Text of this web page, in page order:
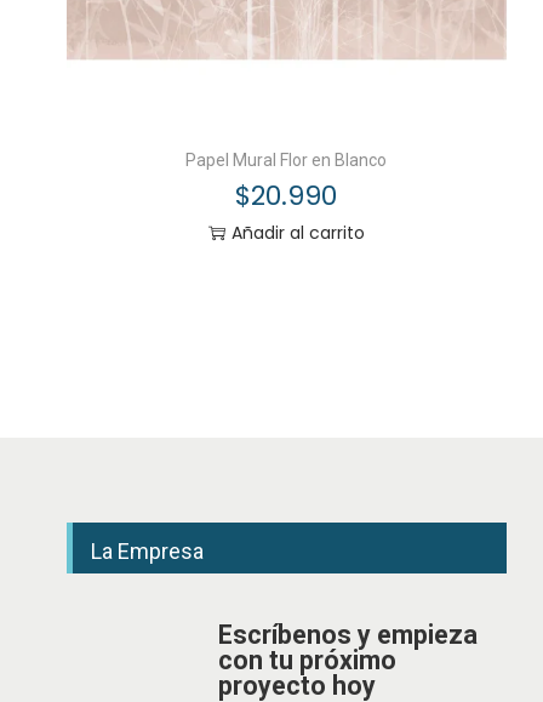
Papel Mural Flor en Blanco
$20.990
Añadir al carrito
La Empresa
Escríbenos y empieza
con tu próximo
proyecto hoy